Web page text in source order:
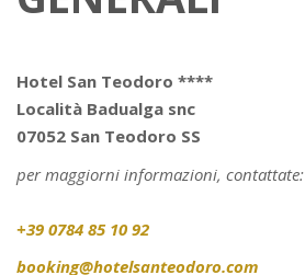
Hotel San Teodoro ****
Località Badualga snc
07052 San Teodoro SS
per maggiorni informazioni, contattate:
+39 0784 85 10 92
booking@hotelsanteodoro.com